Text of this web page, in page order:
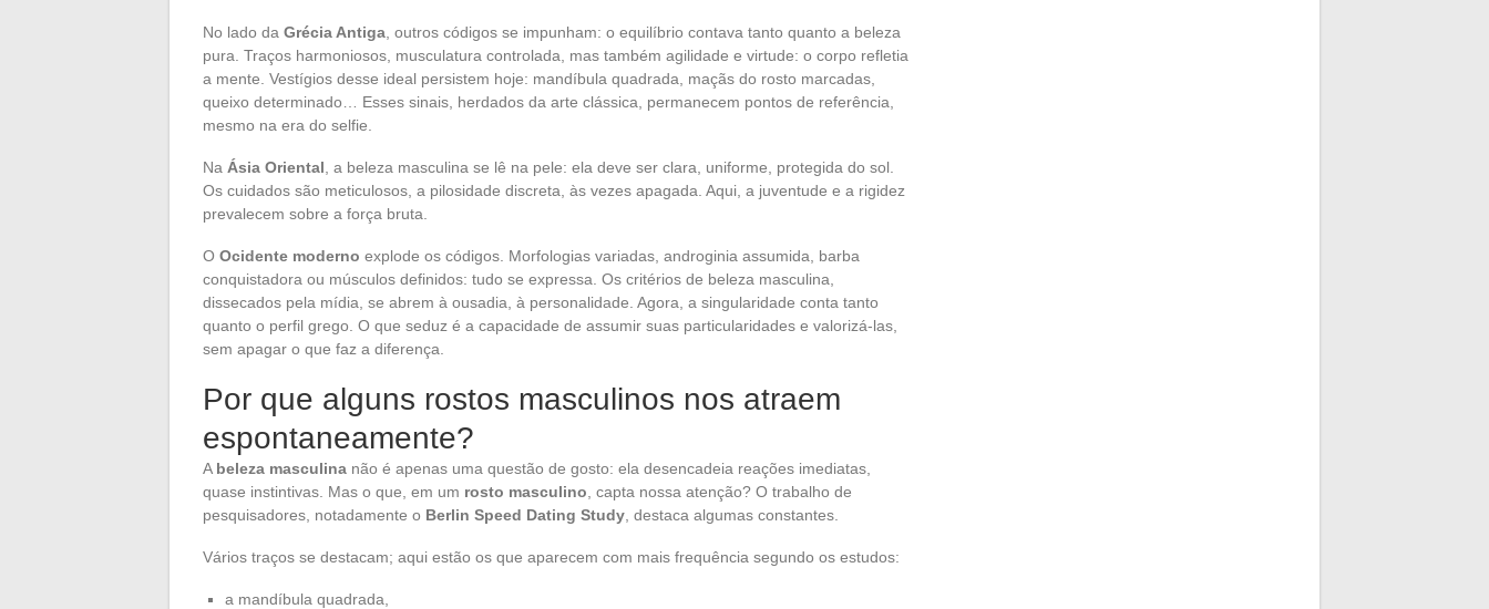
No lado da Grécia Antiga , outros códigos se impunham: o equilíbrio contava tanto quanto a beleza
pura. Traços harmoniosos, musculatura controlada, mas também agilidade e virtude: o corpo refletia
a mente. Vestígios desse ideal persistem hoje: mandíbula quadrada, maçãs do rosto marcadas,
queixo determinado… Esses sinais, herdados da arte clássica, permanecem pontos de referência,
mesmo na era do selfie.
Na Ásia Oriental , a beleza masculina se lê na pele: ela deve ser clara, uniforme, protegida do sol.
Os cuidados são meticulosos, a pilosidade discreta, às vezes apagada. Aqui, a juventude e a rigidez
prevalecem sobre a força bruta.
O Ocidente moderno explode os códigos. Morfologias variadas, androginia assumida, barba
conquistadora ou músculos definidos: tudo se expressa. Os critérios de beleza masculina,
dissecados pela mídia, se abrem à ousadia, à personalidade. Agora, a singularidade conta tanto
quanto o perfil grego. O que seduz é a capacidade de assumir suas particularidades e valorizá-las,
sem apagar o que faz a diferença.
Por que alguns rostos masculinos nos atraem
espontaneamente?
A beleza masculina não é apenas uma questão de gosto: ela desencadeia reações imediatas,
quase instintivas. Mas o que, em um rosto masculino , capta nossa atenção? O trabalho de
pesquisadores, notadamente o Berlin Speed Dating Study , destaca algumas constantes.
Vários traços se destacam; aqui estão os que aparecem com mais frequência segundo os estudos:
a mandíbula quadrada,